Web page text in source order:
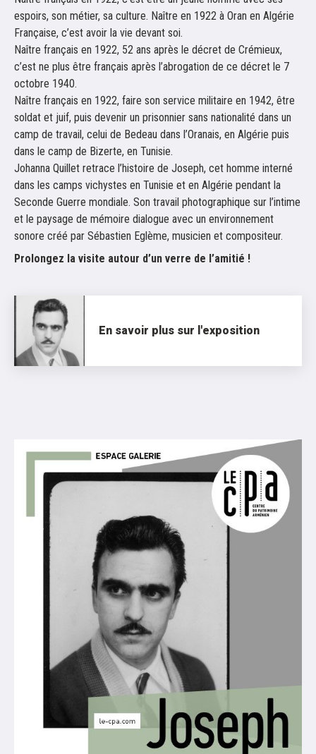
espoirs, son métier, sa culture. Naître en 1922 à Oran en Algérie
Française, c’est avoir la vie devant soi.
Naître français en 1922, 52 ans après le décret de Crémieux,
c’est ne plus être français après l’abrogation de ce décret le 7
octobre 1940.
Naître français en 1922, faire son service militaire en 1942, être
soldat et juif, puis devenir un prisonnier sans nationalité dans un
camp de travail, celui de Bedeau dans l’Oranais, en Algérie puis
dans le camp de Bizerte, en Tunisie.
Johanna Quillet retrace l’histoire de Joseph, cet homme interné
dans les camps vichystes en Tunisie et en Algérie pendant la
Seconde Guerre mondiale. Son travail photographique sur l’intime
et le paysage de mémoire dialogue avec un environnement
sonore créé par Sébastien Eglème, musicien et compositeur.
Prolongez la visite autour d’un verre de l’amitié !
En savoir plus sur l'exposition